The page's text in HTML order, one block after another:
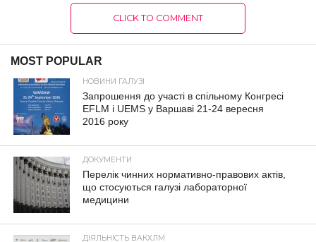
CLICK TO COMMENT
MOST POPULAR
НОВИНИ ГАЛУЗІ
Запрошення до участі в спільному Конгресі
EFLM і UEMS у Варшаві 21-24 вересня
2016 року
ДОКУМЕНТИ
Перелік чинних нормативно-правових актів,
що стосуються галузі лабораторної
медицини
ДІЯЛЬНІСТЬ ВАКХЛМ